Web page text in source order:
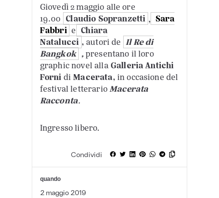
Giovedì 2 maggio alle ore
19.00 Claudio Sopranzetti , Sara
Fabbri e Chiara
Natalucci ,autori de Il Re di
Bangkok ,presentano il loro
graphic novel alla Galleria Antichi
Forni di Macerata, in occasione del
festival letterarioMacerata
Racconta.
Ingresso libero.
Condividi
quando
2 maggio 2019